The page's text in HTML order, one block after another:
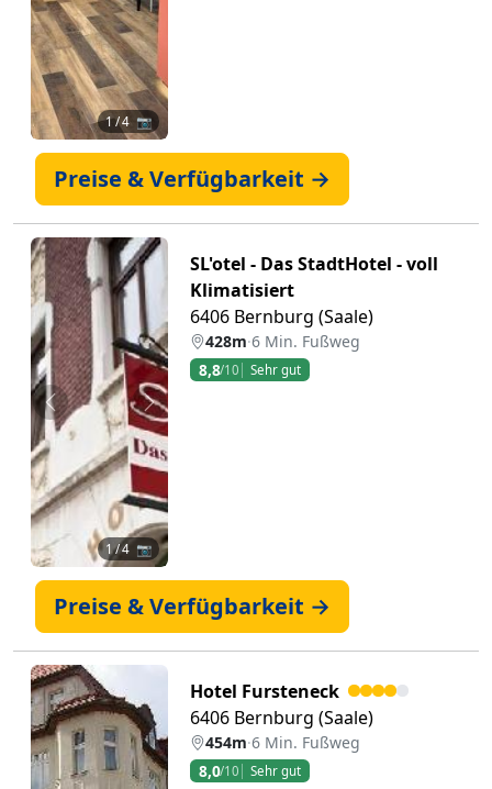
1/ 4 📷
Preise & Verfügbarkeit →
Zurück Weiter
1/ 4 📷
SL'otel - Das StadtHotel - voll
Klimatisiert
6406 Bernburg (Saale)
428m·6 Min. Fußweg
8,8/10 Sehr gut
Preise & Verfügbarkeit →
Hotel Fursteneck
6406 Bernburg (Saale)
454m·6 Min. Fußweg
8,0/10 Sehr gut